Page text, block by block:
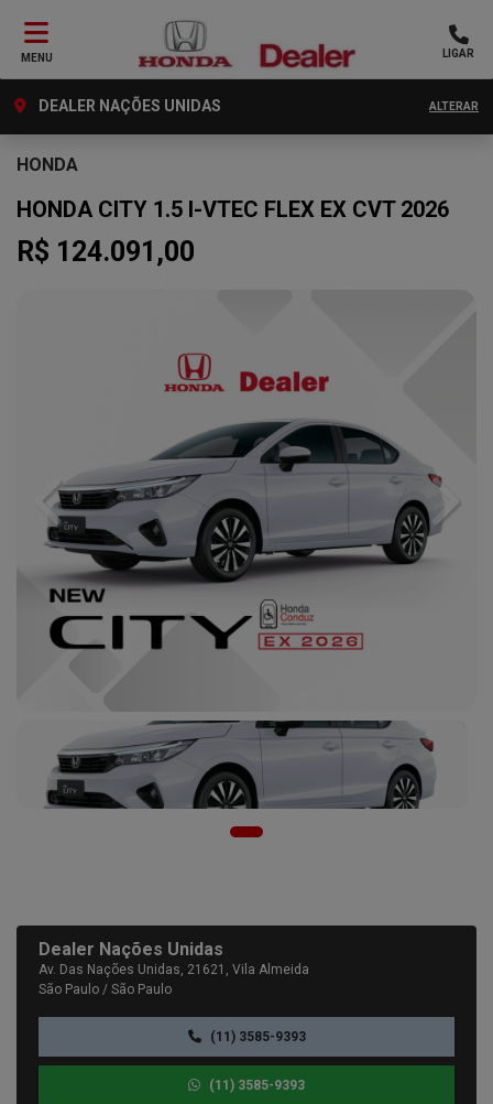
MENU LIGAR
DEALER NAÇÕES UNIDAS ALTERAR
HONDA
HONDA CITY 1.5 I-VTEC FLEX EX CVT 2026
R$ 124.091,00
Previous Next
Dealer Nações Unidas
Av. Das Nações Unidas, 21621, Vila Almeida
São Paulo / São Paulo
(11) 3585-9393
(11) 3585-9393